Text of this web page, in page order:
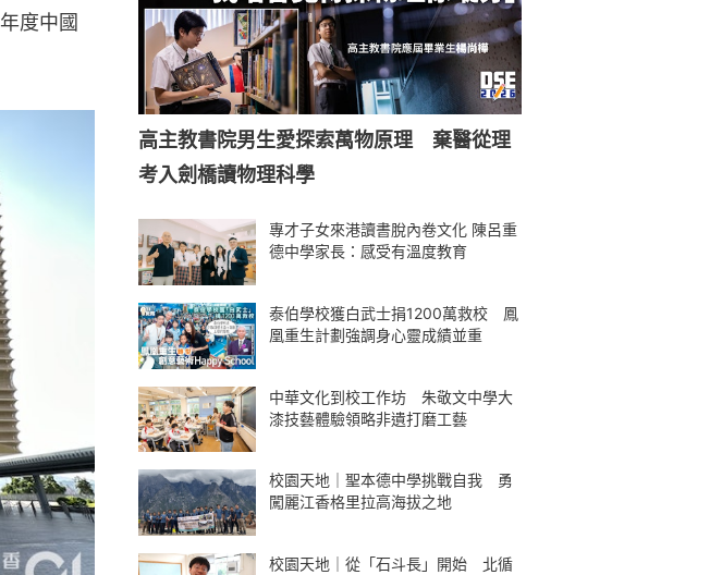
度中國
高主教書院男生愛探索萬物原理 棄醫從理
考入劍橋讀物理科學
專才子女來港讀書脫內卷文化 陳呂重
德中學家長：感受有溫度教育
泰伯學校獲白武士捐1200萬救校 鳳
凰重生計劃強調身心靈成績並重
中華文化到校工作坊 朱敬文中學大
漆技藝體驗領略非遺打磨工藝
校園天地｜聖本德中學挑戰自我 勇
闖麗江香格里拉高海拔之地
校園天地｜從「石斗長」開始 北循